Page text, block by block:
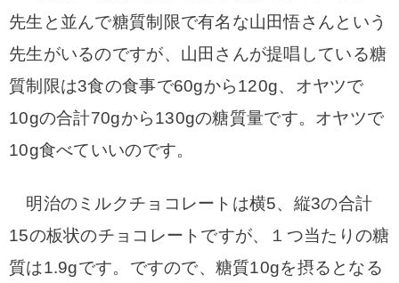
先生と並んで糖質制限で有名な山田悟さんという
先生がいるのですが、山田さんが提唱している糖
質制限は3食の食事で60gから120g、オヤツで
10gの合計70gから130gの糖質量です。オヤツで
10g食べていいのです。
明治のミルクチョコレートは横5、縦3の合計
15の板状のチョコレートですが、１つ当たりの糖
質は1.9gです。ですので、糖質10gを摂るとなる